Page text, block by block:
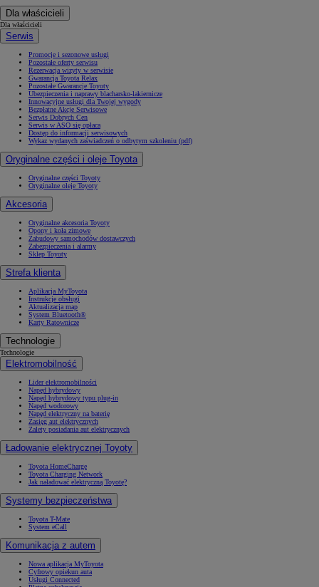
Dla właścicieli
Dla właścicieli
Serwis
Promocje i sezonowe usługi
Pozostałe oferty serwisu
Rezerwacja wizyty w serwisie
Gwarancja Toyota Relax
Pozostałe Gwarancje Toyoty
Ubezpieczenia i naprawy blacharsko-lakiernicze
Innowacyjne usługi dla Twojej wygody
Bezpłatne Akcje Serwisowe
Serwis Dobrych Cen
Serwis w ASO się opłaca
Dostęp do informacji serwisowych
Wykaz wydanych zaświadczeń o odbytym szkoleniu (pdf)
Oryginalne części i oleje Toyota
Oryginalne części Toyoty
Oryginalne oleje Toyoty
Akcesoria
Oryginalne akcesoria Toyoty
Opony i koła zimowe
Zabudowy samochodów dostawczych
Zabezpieczenia i alarmy
Sklep Toyoty
Strefa klienta
Aplikacja MyToyota
Instrukcje obsługi
Aktualizacja map
System Bluetooth®
Karty Ratownicze
Technologie
Technologie
Elektromobilność
Lider elektromobilności
Napęd hybrydowy
Napęd hybrydowy typu plug-in
Napęd wodorowy
Napęd elektryczny na baterię
Zasięg aut elektrycznych
Zalety posiadania aut elektrycznych
Ładowanie elektrycznej Toyoty
Toyota HomeCharge
Toyota Charging Network
Jak naładować elektryczną Toyotę?
Systemy bezpieczeństwa
Toyota T-Mate
System eCall
Komunikacja z autem
Nowa aplikacja MyToyota
Cyfrowy opiekun auta
Usługi Connected